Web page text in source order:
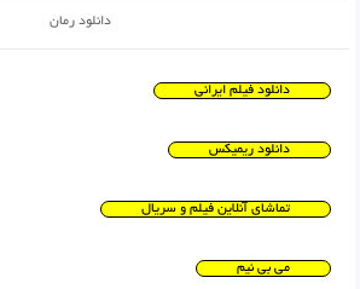
دانلود رمان
دانلود فیلم ایرانی
دانلود ریمیکس
تماشای آنلاین فیلم و سریال
می بی نیم